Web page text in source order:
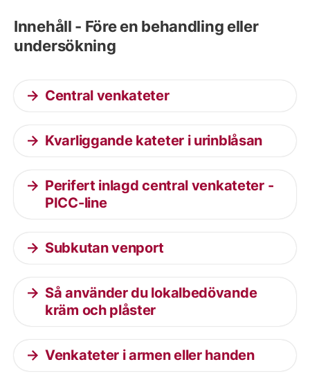
Innehåll - Före en behandling eller
undersökning
Central venkateter
Kvarliggande kateter i urinblåsan
Perifert inlagd central venkateter -
PICC-line
Subkutan venport
Så använder du lokalbedövande
kräm och plåster
Venkateter i armen eller handen